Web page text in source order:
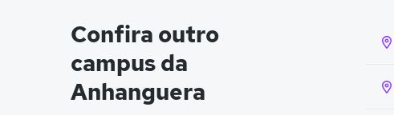
Confira outro
campus da
Anhanguera